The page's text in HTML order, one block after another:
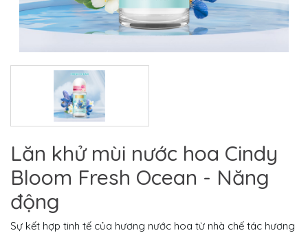
Lăn khử mùi nước hoa Cindy
Bloom Fresh Ocean - Năng
động
Sự kết hợp tinh tế của hương nước hoa từ nhà chế tác hương